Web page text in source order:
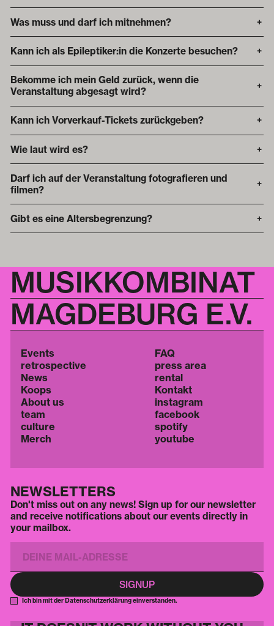
Was muss und darf ich mitnehmen? +
Kann ich als Epileptiker:in die Konzerte besuchen? +
Bekomme ich mein Geld zurück, wenn die
Veranstaltung abgesagt wird?
+
Kann ich Vorverkauf-Tickets zurückgeben? +
Wie laut wird es? +
Darf ich auf der Veranstaltung fotografieren und
filmen?
+
Gibt es eine Altersbegrenzung? +
MUSIKKOMBINAT
MAGDEBURG E.V.
Events
retrospective
News
Koops
About us
team
culture
Merch
FAQ
press area
rental
Kontakt
instagram
facebook
spotify
youtube
NEWSLETTERS
Don't miss out on any news! Sign up for our newsletter
and receive notifications about our events directly in
your mailbox.
Ich bin mit der Datenschutzerklärung einverstanden.